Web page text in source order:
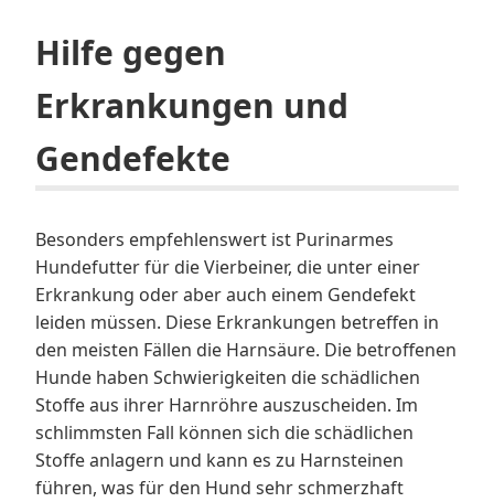
Hilfe gegen
Erkrankungen und
Gendefekte
Besonders empfehlenswert ist Purinarmes
Hundefutter für die Vierbeiner, die unter einer
Erkrankung oder aber auch einem Gendefekt
leiden müssen. Diese Erkrankungen betreffen in
den meisten Fällen die Harnsäure. Die betroffenen
Hunde haben Schwierigkeiten die schädlichen
Stoffe aus ihrer Harnröhre auszuscheiden. Im
schlimmsten Fall können sich die schädlichen
Stoffe anlagern und kann es zu Harnsteinen
führen, was für den Hund sehr schmerzhaft